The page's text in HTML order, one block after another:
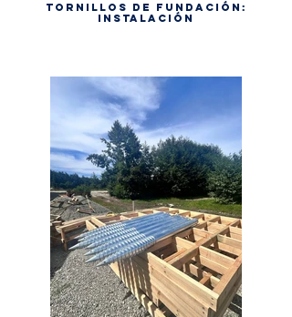
Tornillos de fundación:
instalación